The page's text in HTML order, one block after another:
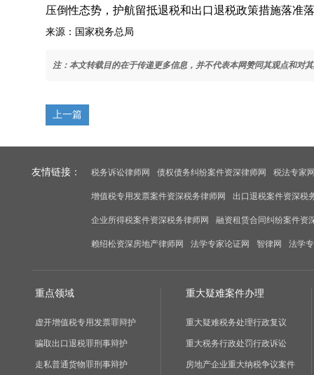
压倒性态势，护航留抵退税和出口退税政策措施落准
来源：国家税务总局
注：本文转载目的在于传递更多信息，并不代表本网赞同其观点和对
上一篇
友情链接： 税务诉讼律师网 债权债务纠纷案件资深律师网 税法专家
增值税专用发票案件资深税务律师网 出口退税案件资深税
企业所得税案件资深税务律师网 融资租赁合同纠纷案件资
赖绍松资深房地产律师网 法学专家论证网 智律网 法学
重点领域
虚开增值税专用发票罪辩护
骗取出口退税罪刑事辩护
走私普通货物罪刑事辩护
重大疑难案件办理
重大疑难税务处理行政复议
重大税务行政处罚行政诉讼
房地产企业重大纳税争议案件